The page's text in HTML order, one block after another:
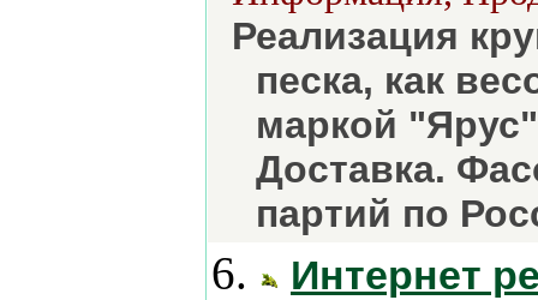
Реализация
песка, как
маркой
Доставка.
партий по
6.
Интернет